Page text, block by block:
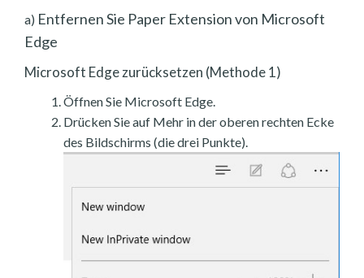
a) Entfernen Sie Paper Extension von Microsoft
Edge
Microsoft Edge zurücksetzen (Methode 1)
Öffnen Sie Microsoft Edge.
Drücken Sie auf Mehr in der oberen rechten Ecke
des Bildschirms (die drei Punkte).